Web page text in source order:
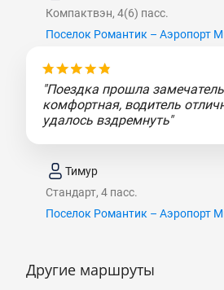
Компактвэн, 4(6) пасс.
Поселок Романтик – Аэропорт
"Поездка прошла
комфортная, водитель
удалось вздремнуть"
Тимур
Стандарт, 4 пасс.
Поселок Романтик – Аэропорт
Другие маршруты